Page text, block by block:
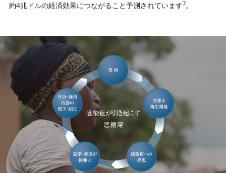
約4兆ドルの経済効果につながること予測されています7。